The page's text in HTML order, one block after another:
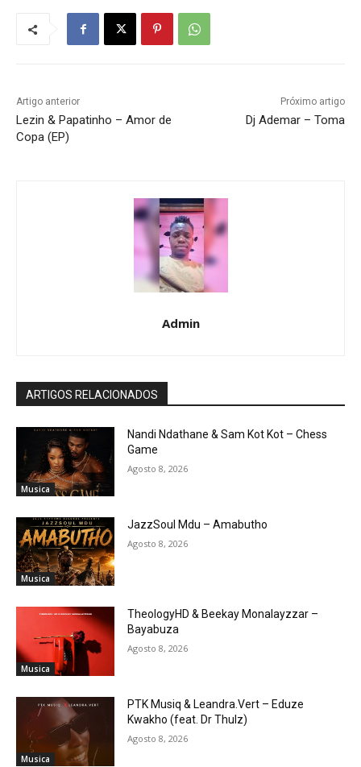
Artigo anterior
Lezin & Papatinho – Amor de
Copa (EP)
Próximo artigo
Dj Ademar – Toma
Admin
ARTIGOS RELACIONADOS
Musica
Nandi Ndathane & Sam Kot Kot – Chess
Game
Agosto 8, 2026
Musica
JazzSoul Mdu – Amabutho
Agosto 8, 2026
Musica
TheologyHD & Beekay Monalayzzar –
Bayabuza
Agosto 8, 2026
Musica
PTK Musiq & Leandra.Vert – Eduze
Kwakho (feat. Dr Thulz)
Agosto 8, 2026